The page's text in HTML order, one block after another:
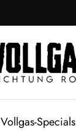
Vollgas-Specials